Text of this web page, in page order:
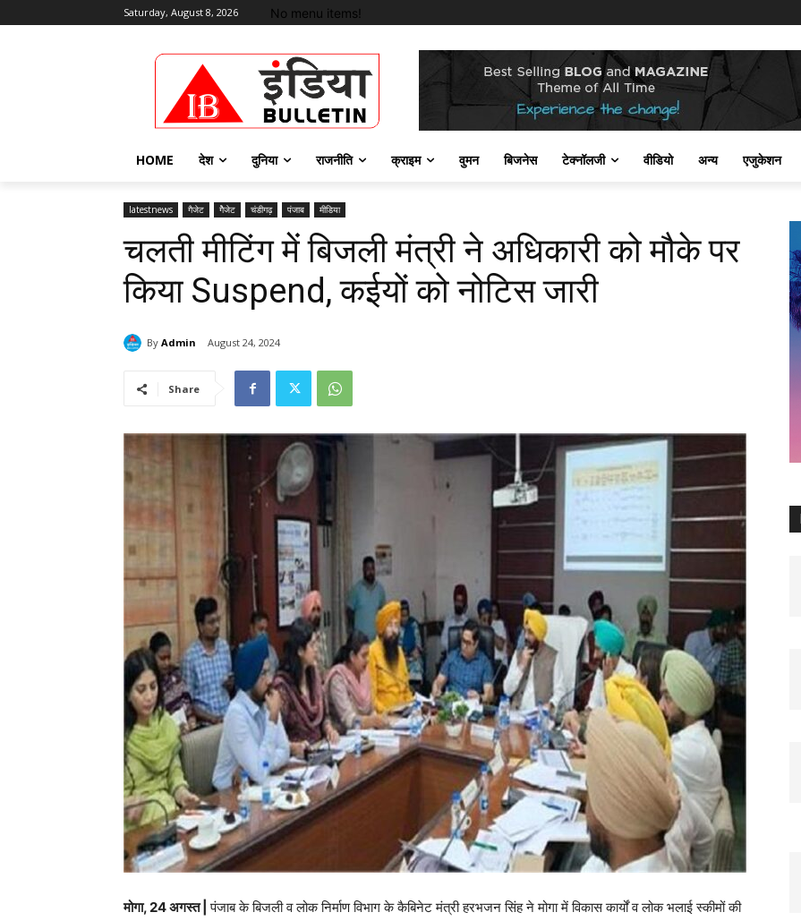
Saturday, August 8, 2026 No menu items!
HOME देश दुनिया राजनीति क्राइम वुमन बिजनेस टेक्नॉलजी वीडियो अन्य एजुकेशन
latestnews गैजेट गैेजेट चंडीगढ़ पंजाब मीडिया
चलती मीटिंग में बिजली मंत्री ने अधिकारी को मौके पर
किया Suspend, कईयों को नोटिस जारी
By Admin August 24, 2024
Share
मोगा, 24 अगस्त |पंजाब के बिजली व लोक निर्माण विभाग के कैबिनेट मंत्री हरभजन सिंह ने मोगा में विकास कार्यों व लोक भलाई स्कीमों की